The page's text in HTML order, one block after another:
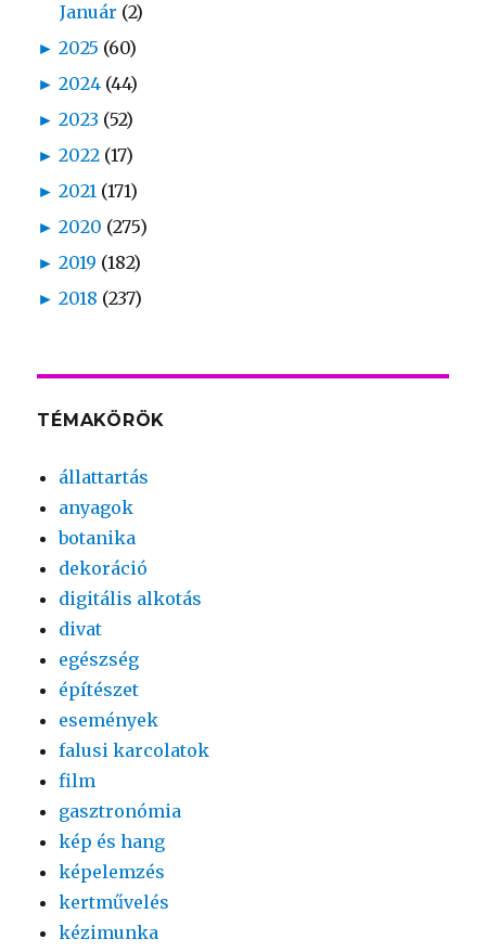
Január (2)
► 2025 (60)
► 2024 (44)
► 2023 (52)
► 2022 (17)
► 2021 (171)
► 2020 (275)
► 2019 (182)
► 2018 (237)
TÉMAKÖRÖK
állattartás
anyagok
botanika
dekoráció
digitális alkotás
divat
egészség
építészet
események
falusi karcolatok
film
gasztronómia
kép és hang
képelemzés
kertművelés
kézimunka